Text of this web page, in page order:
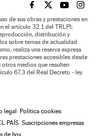
EL PAÍS BRASIL EN
EL PAÍSEL PAÍS
EL
de sus obras y prestaciones en
el artículo 32.1 del TRLPI;
distribución y
sobre temas de actualidad
realiza una reserva expresa
prestaciones accesibles desde
medios que resulten
67.3 del Real Decreto - ley
legal Política cookies
PAÍS Suscripciones empresas
de hoy